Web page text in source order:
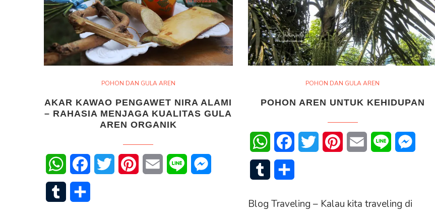
POHON DAN GULA AREN
AKAR KAWAO PENGAWET NIRA ALAMI
– RAHASIA MENJAGA KUALITAS GULA
AREN ORGANIK
WhatsAppFacebookTwitter PinterestEmail Line Messenger
Tumblr
POHON DAN GULA AREN
POHON AREN UNTUK KEHIDUPAN
WhatsAppFacebookTwitter PinterestEmail Line
Tumblr
Blog Traveling – Kalau kita traveling di